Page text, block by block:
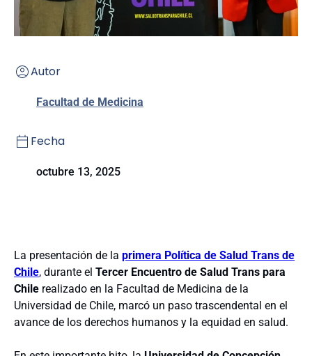
Autor
Facultad de Medicina
Fecha
octubre 13, 2025
La presentación de la primera Política de Salud Trans de
Chile, durante el Tercer Encuentro de Salud Trans para
Chile realizado en la Facultad de Medicina de la
Universidad de Chile, marcó un paso trascendental en el
avance de los derechos humanos y la equidad en salud.